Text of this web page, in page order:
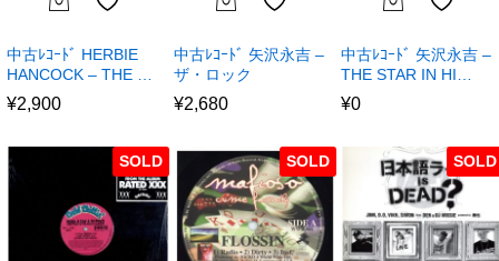
中古ﾚｺｰﾄﾞ HERBIE
HANCOCK – THE …
¥2,900
中古ﾚｺｰﾄﾞ 矢沢永吉 –
ザ・ロック
¥2,680
中古ﾚｺｰﾄﾞ 矢沢永吉 –
THE STAR IN HI…
¥0
SOLD SOLD SOLD